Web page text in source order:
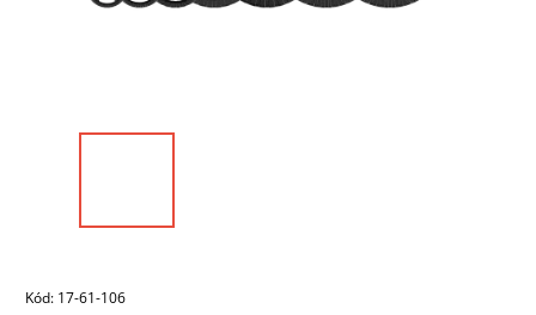
Kód: 17-61-106